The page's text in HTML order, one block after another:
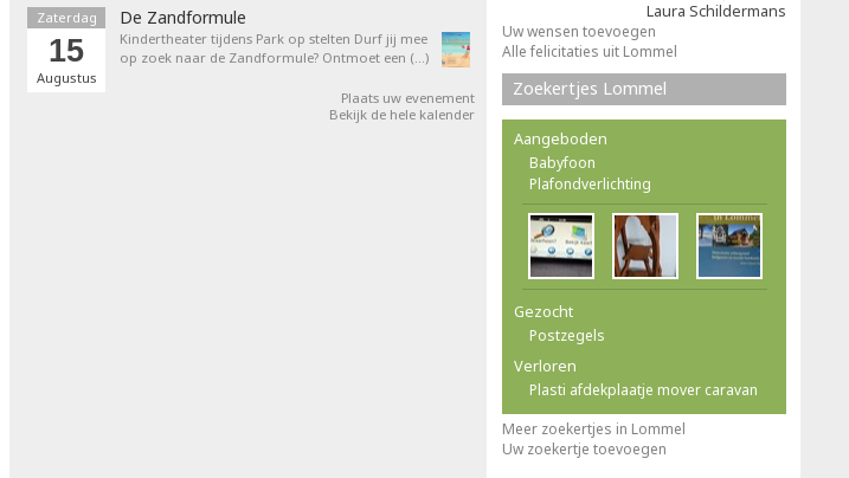
Zaterdag
15
Augustus
De Zandformule
Kindertheater tijdens Park op stelten Durf jij mee
op zoek naar de Zandformule? Ontmoet een (…)
Plaats uw evenement
Bekijk de hele kalender
Laura Schildermans
Uw wensen toevoegen
Alle felicitaties uit Lommel
Zoekertjes Lommel
Aangeboden
Babyfoon
Plafondverlichting
Gezocht
Postzegels
Verloren
Plasti afdekplaatje mover caravan
Meer zoekertjes in Lommel
Uw zoekertje toevoegen